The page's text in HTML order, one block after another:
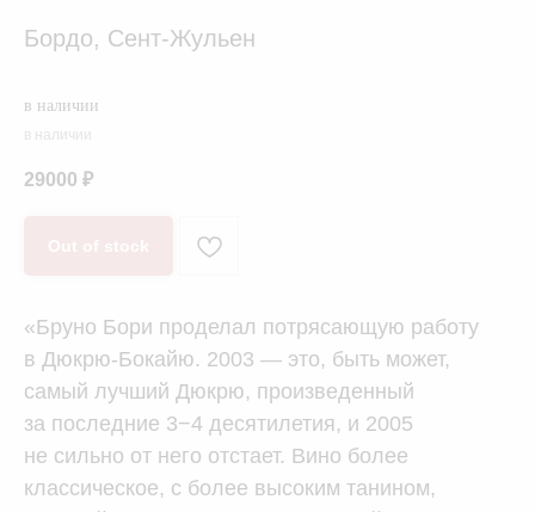
Бордо, Сент-Жульен
в наличии
в наличии
29000 ₽
«Бруно Бори проделал потрясающую работу
в Дюкрю-Бокайю. 2003 — это, быть может,
самый лучший Дюкрю, произведенный
за последние 3−4 десятилетия, и 2005
не сильно от него отстает. Вино более
классическое, с более высоким танином,